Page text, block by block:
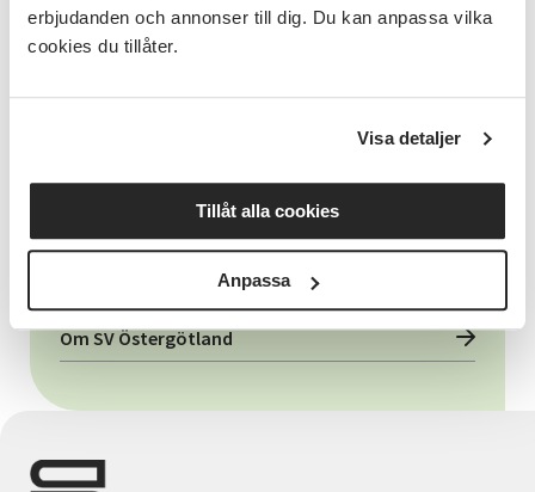
erbjudanden och annonser till dig. Du kan anpassa vilka
cookies du tillåter.
Visa detaljer
Tillåt alla cookies
Anpassa
Kenny Lundström
Relaterade länkar
Vad är en studiecirkel
Om SV Östergötland